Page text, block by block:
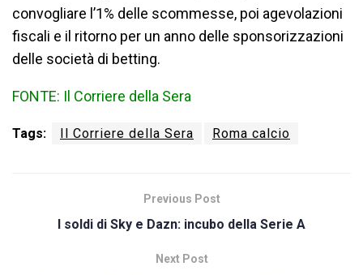
convogliare l’1% delle scommesse, poi agevolazioni
fiscali e il ritorno per un anno delle sponsorizzazioni
delle società di betting.
FONTE: Il Corriere della Sera
Tags: Il Corriere della Sera Roma calcio
Previous Post
I soldi di Sky e Dazn: incubo della Serie A
Next Post